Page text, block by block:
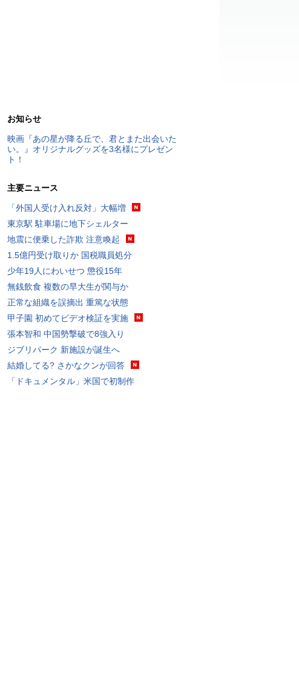
お知らせ
映画『あの星が降る丘で、君とまた出会いた
い。』オリジナルグッズを3名様にプレゼン
ト！
主要ニュース
「外国人受け入れ反対」大幅増
東京駅 駐車場に地下シェルター
地震に便乗した詐欺 注意喚起
1.5億円受け取りか 国税職員処分
少年19人にわいせつ 懲役15年
無銭飲食 複数の早大生が関与か
正常な組織を誤摘出 重篤な状態
甲子園 初めてビデオ検証を実施
張本智和 中国勢撃破で8強入り
ジブリパーク 新施設が誕生へ
結婚してる? さかなクンが回答
「ドキュメンタル」米国で初制作